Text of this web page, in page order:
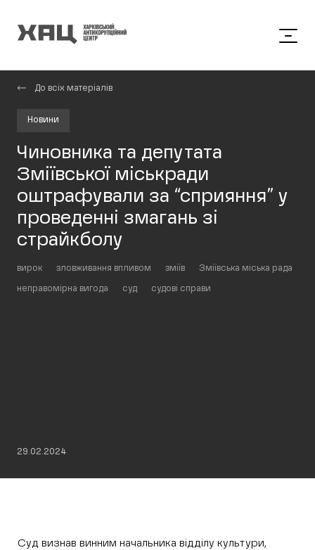
До всіх матеріалів
Новини
Чиновника та депутата
Зміївської міськради
оштрафували за “сприяння” у
проведенні змагань зі
страйкболу
вирок зловживання впливом зміїв Зміївська міська рада
неправомірна вигода суд судові справи
29.02.2024
Суд визнав винним начальника відділу культури,